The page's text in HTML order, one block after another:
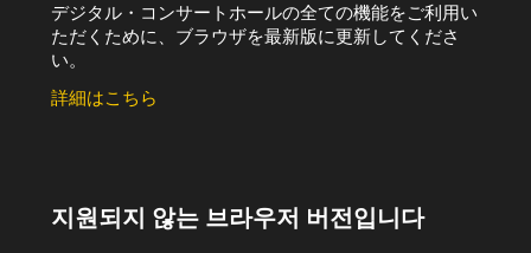
デジタル・コンサートホールの全ての機能をご利用い
ただくために、ブラウザを最新版に更新してくださ
い。
詳細はこちら
지원되지 않는 브라우저 버전입니다